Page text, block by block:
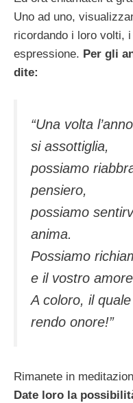
Uno ad uno,
ricordando i loro volti,
espressione. Per gli
dite:
“Una volta
si assottiglia,
possiamo
pensiero,
possiamo
anima.
Possiamo
e il vostro
A coloro, il
rendo onore!”
Rimanete in
Date loro la